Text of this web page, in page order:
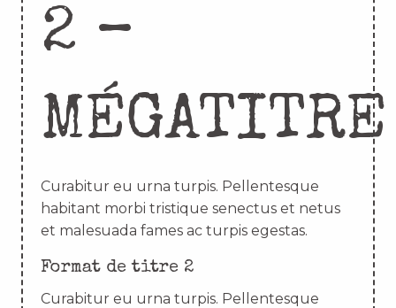
2 –
MÉGATITRE
Curabitur eu urna turpis. Pellentesque
habitant morbi tristique senectus et netus
et malesuada fames ac turpis egestas.
Format de titre 2
Curabitur eu urna turpis. Pellentesque